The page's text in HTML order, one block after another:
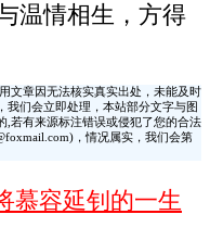
温情相生，方得
文章因无法核实真实出处，未能及时
我们会立即处理，本站部分文字与图
,若有来源标注错误或侵犯了您的合法
，情况属实，我们会第
慕容延钊的一生